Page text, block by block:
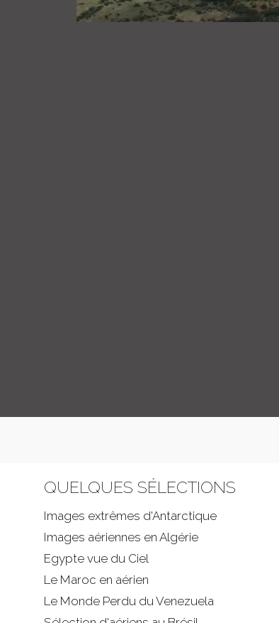
QUELQUES SÉLECTIONS
Images extrêmes d'Antarctique
Images aériennes en Algérie
Egypte vue du Ciel
Le Maroc en aérien
Le Monde Perdu du Venezuela